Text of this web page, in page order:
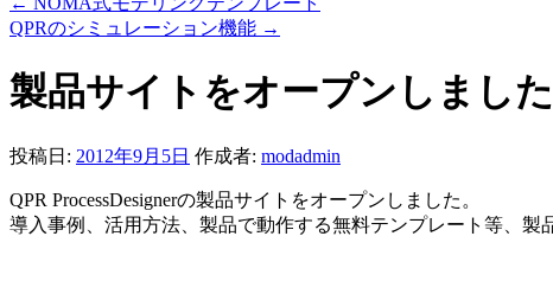
QPRのシミュレーション機能 →
製品サイトをオープンしました
投稿日: 2012年9月5日 作成者: modadmin
QPR ProcessDesignerの製品サイトをオープンしました。
導入事例、活用方法、製品で動作する無料テンプレート等、製